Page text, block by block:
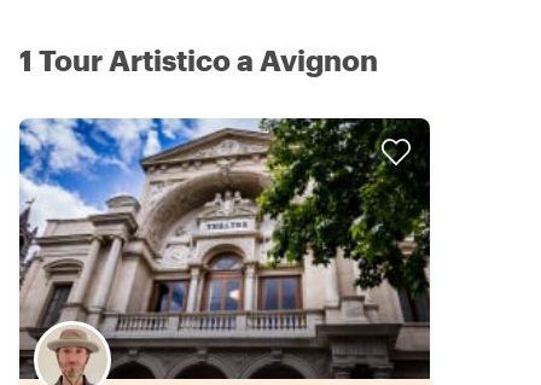
1 Tour Artistico a Avignon